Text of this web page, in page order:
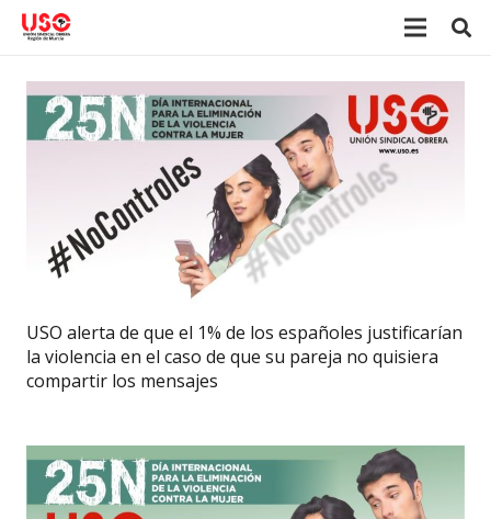
USO alerta de que el 1% de los españoles justificarían
la violencia en el caso de que su pareja no quisiera
compartir los mensajes